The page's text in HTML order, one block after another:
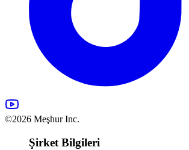
©2026 Meşhur Inc.
Şirket Bilgileri